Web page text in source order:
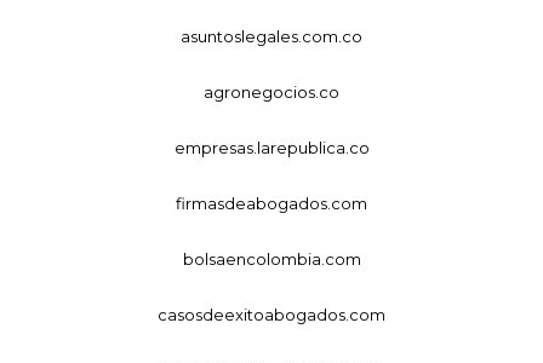
asuntoslegales.com.co
agronegocios.co
empresas.larepublica.co
firmasdeabogados.com
bolsaencolombia.com
casosdeexitoabogados.com